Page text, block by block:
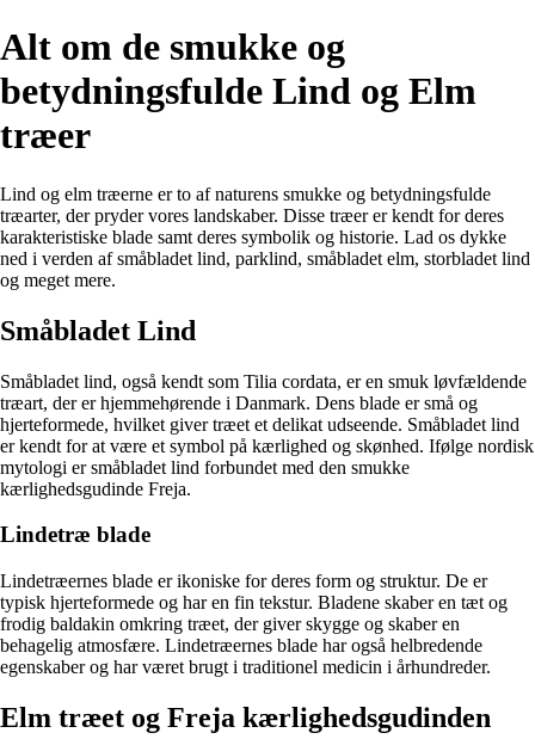
Alt om de smukke og
betydningsfulde Lind og Elm
træer
Lind og elm træerne er to af naturens smukke og betydningsfulde
træarter, der pryder vores landskaber. Disse træer er kendt for deres
karakteristiske blade samt deres symbolik og historie. Lad os dykke
ned i verden af småbladet lind, parklind, småbladet elm, storbladet lind
og meget mere.
Småbladet Lind
Småbladet lind, også kendt som Tilia cordata, er en smuk løvfældende
træart, der er hjemmehørende i Danmark. Dens blade er små og
hjerteformede, hvilket giver træet et delikat udseende. Småbladet lind
er kendt for at være et symbol på kærlighed og skønhed. Ifølge nordisk
mytologi er småbladet lind forbundet med den smukke
kærlighedsgudinde Freja.
Lindetræ blade
Lindetræernes blade er ikoniske for deres form og struktur. De er
typisk hjerteformede og har en fin tekstur. Bladene skaber en tæt og
frodig baldakin omkring træet, der giver skygge og skaber en
behagelig atmosfære. Lindetræernes blade har også helbredende
egenskaber og har været brugt i traditionel medicin i århundreder.
Elm træet og Freja kærlighedsgudinden